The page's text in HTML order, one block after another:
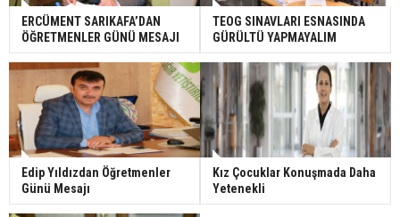
ERCÜMENT SARIKAFA’DAN
ÖĞRETMENLER GÜNÜ MESAJI
TEOG SINAVLARI ESNASINDA
GÜRÜLTÜ YAPMAYALIM
Edip Yıldızdan Öğretmenler
Günü Mesajı
Kız Çocuklar Konuşmada Daha
Yetenekli